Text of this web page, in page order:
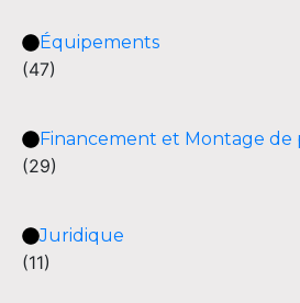
Équipements
(47)
Financement et Montage de
(29)
Juridique
(11)